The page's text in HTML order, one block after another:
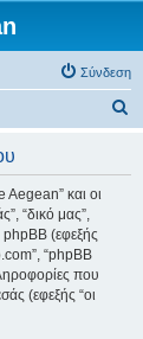
Σύνδεση
και οι
“δικό μας”,
(εφεξής
“phpBB
που
(εφεξής “οι